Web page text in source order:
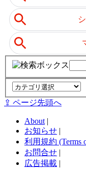
⇪ ページ先頭へ
About |
お知らせ |
利用規約 (Terms
お問合せ |
広告掲載 |